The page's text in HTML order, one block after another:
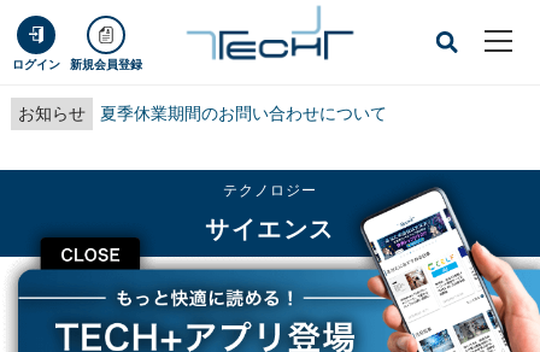
ログイン 新規会員登録
お知らせ 夏季休業期間のお問い合わせについて
CLOSE
テクノロジー
サイエンス
TECH+ テクノロジー
サイエンス
金属が破壊される瞬間に未知の不思議な原子配列が出現することをKEKが発見